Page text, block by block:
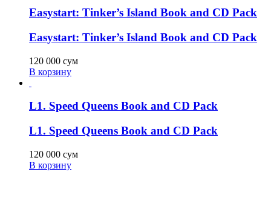
Easystart: Tinker’s Island Book and CD Pack
Easystart: Tinker’s Island Book and CD Pack
120 000 сум
В корзину
L1. Speed Queens Book and CD Pack
L1. Speed Queens Book and CD Pack
120 000 сум
В корзину